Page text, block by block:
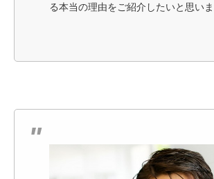
る本当の理由をご紹介したいと思いま